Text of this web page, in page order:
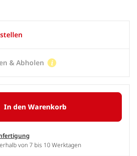
In den Warenkorb
von 7 bis 10 Werktagen
& Abholen